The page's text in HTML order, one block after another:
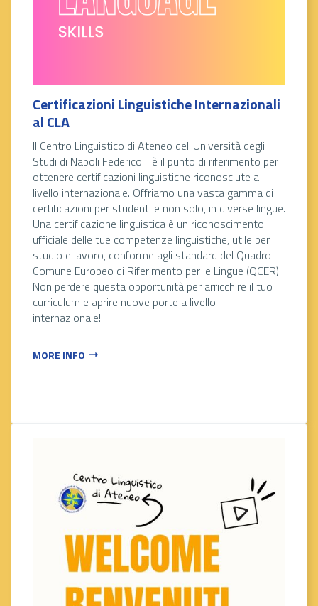
Certificazioni Linguistiche Internazionali
al CLA
Il Centro Linguistico di Ateneo dell'Università degli
Studi di Napoli Federico II è il punto di riferimento per
ottenere certificazioni linguistiche riconosciute a
livello internazionale. Offriamo una vasta gamma di
certificazioni per studenti e non solo, in diverse lingue.
Una certificazione linguistica è un riconoscimento
ufficiale delle tue competenze linguistiche, utile per
studio e lavoro, conforme agli standard del Quadro
Comune Europeo di Riferimento per le Lingue (QCER).
Non perdere questa opportunità per arricchire il tuo
curriculum e aprire nuove porte a livello
internazionale!
MORE INFO